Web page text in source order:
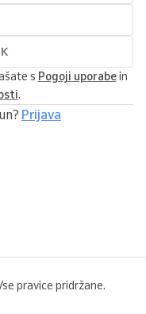
s Pogoji uporabein
.
Prijava
pravice pridržane.